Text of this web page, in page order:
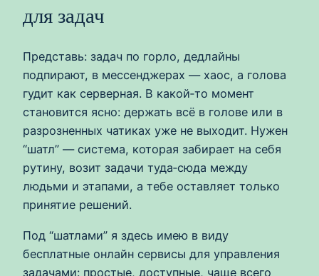
для задач
Представь: задач по горло, дедлайны
подпирают, в мессенджерах — хаос, а голова
гудит как серверная. В какой‑то момент
становится ясно: держать всё в голове или в
разрозненных чатиках уже не выходит. Нужен
“шатл” — система, которая забирает на себя
рутину, возит задачи туда‑сюда между
людьми и этапами, а тебе оставляет только
принятие решений.
Под “шатлами” я здесь имею в виду
бесплатные онлайн сервисы для управления
задачами: простые, доступные, чаще всего